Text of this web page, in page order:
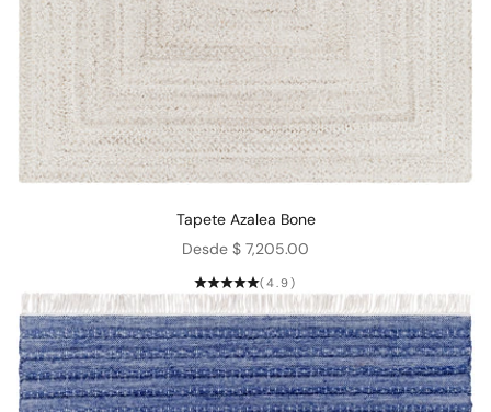
Tapete Azalea Bone
Precio de oferta
Desde $ 7,205.00
(4.9)